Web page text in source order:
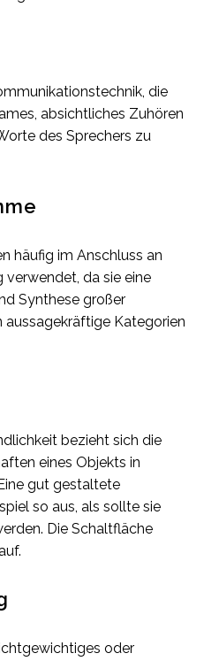
die
absichtliches Zuhören
des Sprechers zu
häufig im Anschluss an
da sie eine
Synthese großer
aussagekräftige Kategorien
bezieht sich die
eines Objekts in
gut gestaltete
so aus, als sollte sie
Die Schaltfläche
oder